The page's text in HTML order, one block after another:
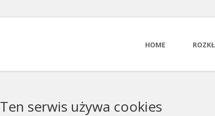
HOME
Ten serwis używa cookies